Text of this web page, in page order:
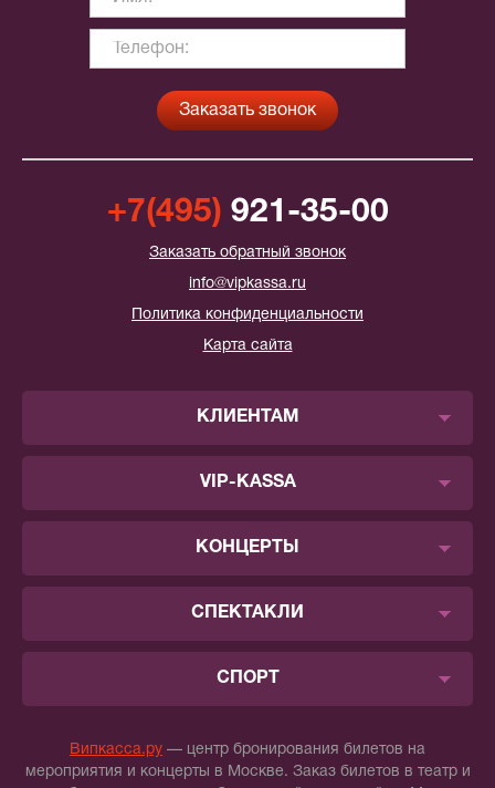
+7(495) 921-35-00
Заказать обратный звонок
info@vipkassa.ru
Политика конфиденциальности
Карта сайта
КЛИЕНТАМ
VIP-KASSA
КОНЦЕРТЫ
СПЕКТАКЛИ
СПОРТ
Випкасса.ру — центр бронирования билетов на
мероприятия и концерты в Москве. Заказ билетов в театр и